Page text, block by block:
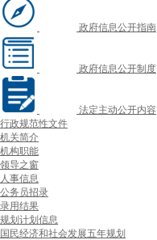
政府信息公开指南
政府信息公开制度
法定主动公开内容
行政规范性文件
机关简介
机构职能
领导之窗
人事信息
公务员招录
录用结果
规划计划信息
国民经济和社会发展五年规划